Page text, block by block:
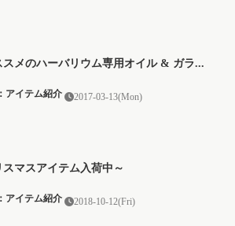
スメのハーバリウム専用オイル & ガラ...
2017-03-13(Mon)
アイテム紹介
スマスアイテム入荷中～
2018-10-12(Fri)
アイテム紹介